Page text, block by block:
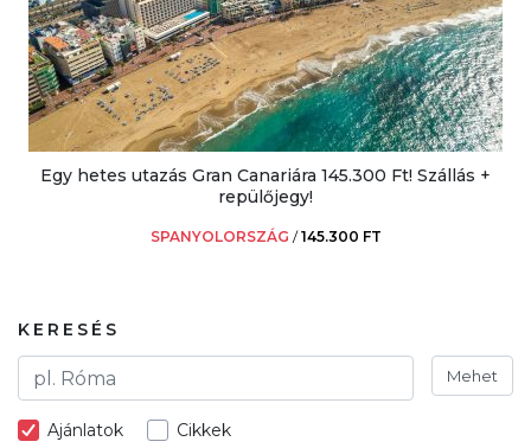
Egy hetes utazás Gran Canariára 145.300 Ft! Szállás +
repülőjegy!
SPANYOLORSZÁG /145.300 FT
KERESÉS
Mehet
Ajánlatok Cikkek